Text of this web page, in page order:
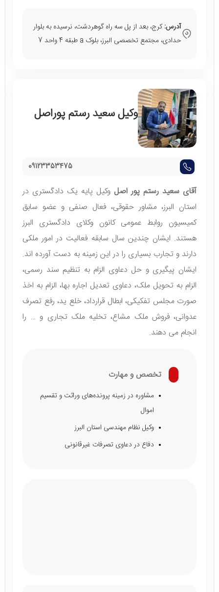
آدرس:کرج، بعد از پل سه راه گوهردشت، نرسیده به بلوار
حدادی، مجتمع تخصصی البرز، بلوک a طبقه 4 واحد 7
وکیل سعید رستم پوراصل
09123353475
آقای سعید رستم پور اصل وکیل پایه یک دادگستری در
استان البرز، مشاور حقوقی، فعال صنفی و عضو سابق
کمیسیون روابط عمومی کانون وکلای دادگستری البرز
هستند. ایشان چندین سال سابقه فعالیت در امور ملکی
دارند و تجارب بسیاری را در این زمینه به دست آورده اند.
ایشان پیگیری و حل دعاوی الزام به تنظیم سند رسمی،
الزام به تحویل ملک، دعاوی تعدیل اجاره بها، الزام به اخذ
صورت مجلس تفکیکی، ابطال قرارداد، خلع ید، رفع تصرف
عدوانی، فروش ملک مشاع، تخلیه ملک تجاری و … را
انجام می دهند.
تخصص و مهارت
مشاوره در زمینه پرونده‌های وراثت و تقسیم
اموال
وکیل نظام مهندسی استان البرز
دفاع در دعاوی تصرفات غیرقانونی